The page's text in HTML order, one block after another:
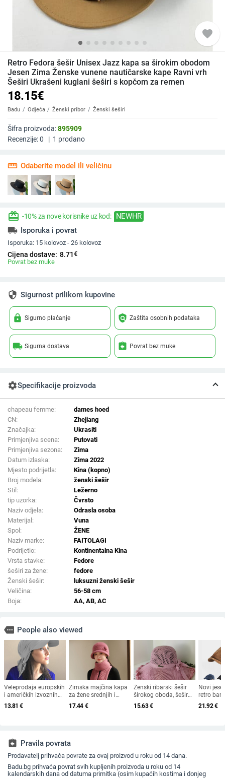
favorite
Retro Fedora šešir Unisex Jazz kapa sa širokim obodom
Jesen Zima Ženske vunene nautičarske kape Ravni vrh
Šeširi Ukrašeni kuglani šeširi s kopčom za remen
18.15€
Badu Odjeća Ženski pribor Ženski šeširi
Šifra proizvoda:895909
Recenzije:0 | 1 prodano
straighten Odaberite model ili veličinu
redeem -10% za nove korisnike uz kod: NEWHR
local_shipping Isporuka i povrat
Isporuka: 15 kolovoz - 26 kolovoz
Cijena dostave: 8.71€
Povrat bez muke
security Sigurnost prilikom kupovine
lock Sigurno plaćanje policy Zaštita osobnih podataka
local_shipping Sigurna dostava assignment_return Povrat bez muke
settingsSpecifikacije proizvoda
chapeau femme:
dames hoed
CN:
Zhejiang
Značajka:
Ukrasiti
Primjenjiva scena:
Putovati
Primjenjiva sezona:
Zima
Datum izlaska:
Zima 2022
Mjesto podrijetla:
Kina (kopno)
Broj modela:
ženski šešir
Stil:
Ležerno
tip uzorka:
Čvrsto
Naziv odjela:
Odrasla osoba
Materijal:
Vuna
Spol:
ŽENE
Naziv marke:
FAITOLAGI
Podrijetlo:
Kontinentalna Kina
Vrsta stavke:
Fedore
šeširi za žene:
fedore
Ženski šešir:
luksuzni ženski šešir
Veličina:
56-58 cm
Boja:
AA, AB, AC
more People also viewed
Veleprodaja europskih
i američkih izvoznih
ljetnih bejzbolskih
kapa s vezicom na
13.81 €
Zimska majčina kapa
za žene srednjih i
starijih godina, pletena
od zečjeg krzna,
za umivaonik
17.44 €
Ženski ribarski šešir
širokog oboda, šešir
za sunce, pleteni šešir
za sunce, šešir za
15.63€
Novi
retro
21.92€
assignment_return Pravila povrata
Prodavatelj prihvaća povrate za ovaj proizvod u roku od 14 dana.
Badu.bg prihvaća povrat svih kupljenih proizvoda u roku od 14
kalendarskih dana od datuma primitka (osim kupaćih kostima i donjeg